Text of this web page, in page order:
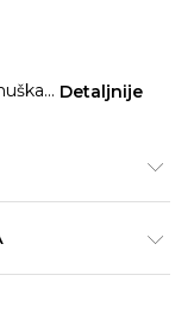
... Detaljnije